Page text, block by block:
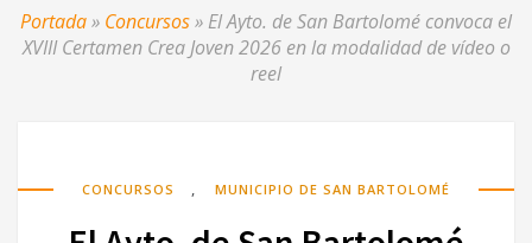
Portada» Concursos» El Ayto. de San Bartolomé convoca el
XVIII Certamen Crea Joven 2026 en la modalidad de vídeo o
reel
CONCURSOS , MUNICIPIO DE SAN BARTOLOMÉ